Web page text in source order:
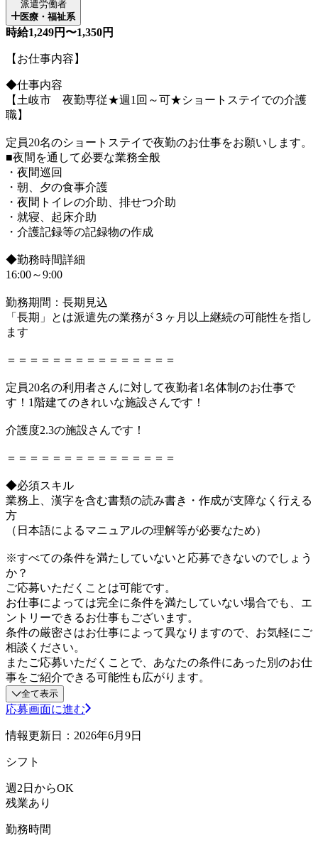
派遣労働者
医療・福祉系
時給1,249円〜1,350円
【お仕事内容】
◆仕事内容
【土岐市 夜勤専従★週1回～可★ショートステイでの介護
職】
定員20名のショートステイで夜勤のお仕事をお願いします。
■夜間を通して必要な業務全般
・夜間巡回
・朝、夕の食事介護
・夜間トイレの介助、排せつ介助
・就寝、起床介助
・介護記録等の記録物の作成
◆勤務時間詳細
16:00～9:00
勤務期間：長期見込
「長期」とは派遣先の業務が３ヶ月以上継続の可能性を指し
ます
＝＝＝＝＝＝＝＝＝＝＝＝＝＝＝
定員20名の利用者さんに対して夜勤者1名体制のお仕事で
す！1階建てのきれいな施設さんです！
介護度2.3の施設さんです！
＝＝＝＝＝＝＝＝＝＝＝＝＝＝＝
◆必須スキル
業務上、漢字を含む書類の読み書き・作成が支障なく行える
方
（日本語によるマニュアルの理解等が必要なため）
※すべての条件を満たしていないと応募できないのでしょう
か？
ご応募いただくことは可能です。
お仕事によっては完全に条件を満たしていない場合でも、エ
ントリーできるお仕事もございます。
条件の厳密さはお仕事によって異なりますので、お気軽にご
相談ください。
またご応募いただくことで、あなたの条件にあった別のお仕
事をご紹介できる可能性も広がります。
全て表示
応募画面に進む
情報更新日：2026年6月9日
シフト
週2日からOK
残業あり
勤務時間